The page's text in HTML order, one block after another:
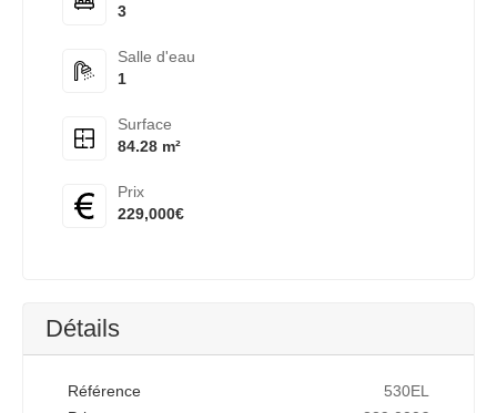
3
Salle d'eau
1
Surface
84.28 m²
Prix
229,000€
Détails
Référence
530EL